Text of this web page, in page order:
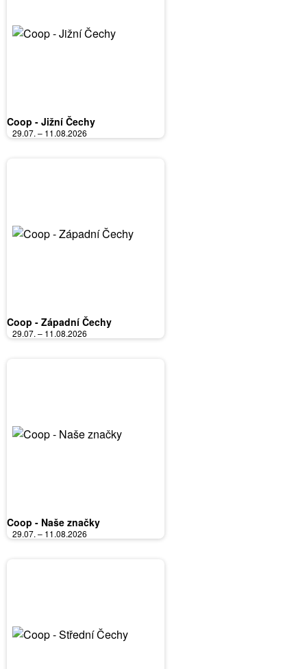
Coop - Jižní Čechy
29.07. – 11.08.2026
Coop - Západní Čechy
29.07. – 11.08.2026
Coop - Naše značky
29.07. – 11.08.2026